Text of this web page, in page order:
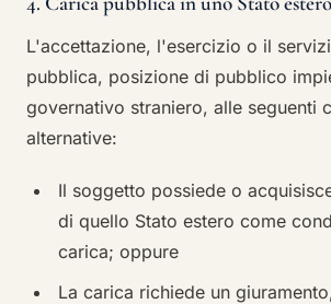
L'accettazione, l'esercizio o il
pubblica, posizione di pubblico
governativo straniero, alle seguenti
alternative:
Il soggetto possiede o
di quello Stato estero come
carica; oppure
La carica richiede un